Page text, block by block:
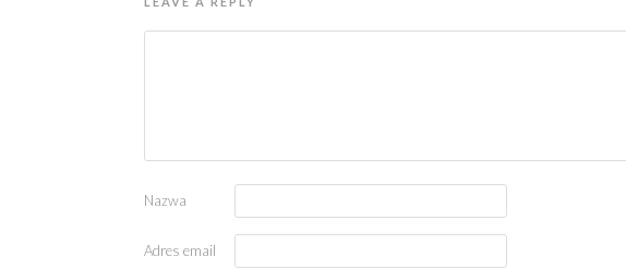
Nazwa
Adres email